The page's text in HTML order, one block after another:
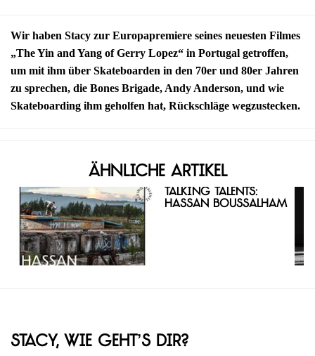
Wir haben Stacy zur Europapremiere seines neuesten Filmes
„The Yin and Yang of Gerry Lopez“ in Portugal getroffen,
um mit ihm über Skateboarden in den 70er und 80er Jahren
zu sprechen, die Bones Brigade, Andy Anderson, und wie
Skateboarding ihm geholfen hat, Rückschläge wegzustecken.
Ähnliche Artikel
Talking Talents:
Hassan Boussalham
Stacy, wie geht’s dir?